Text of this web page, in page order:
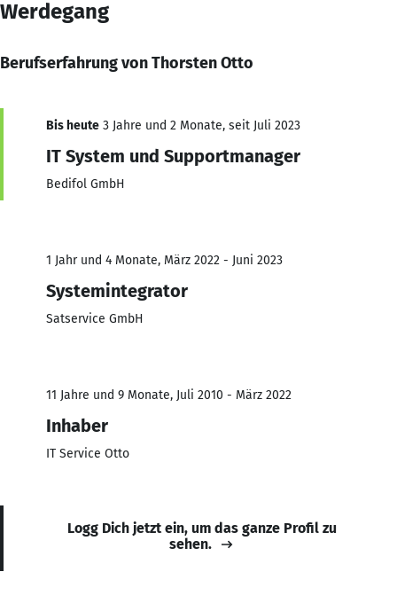
Werdegang
Berufserfahrung von Thorsten Otto
Bis heute 3 Jahre und 2 Monate, seit Juli 2023
IT System und Supportmanager
Bedifol GmbH
1 Jahr und 4 Monate, März 2022 - Juni 2023
Systemintegrator
Satservice GmbH
11 Jahre und 9 Monate, Juli 2010 - März 2022
Inhaber
IT Service Otto
Logg Dich jetzt ein, um das ganze Profil zu
sehen.